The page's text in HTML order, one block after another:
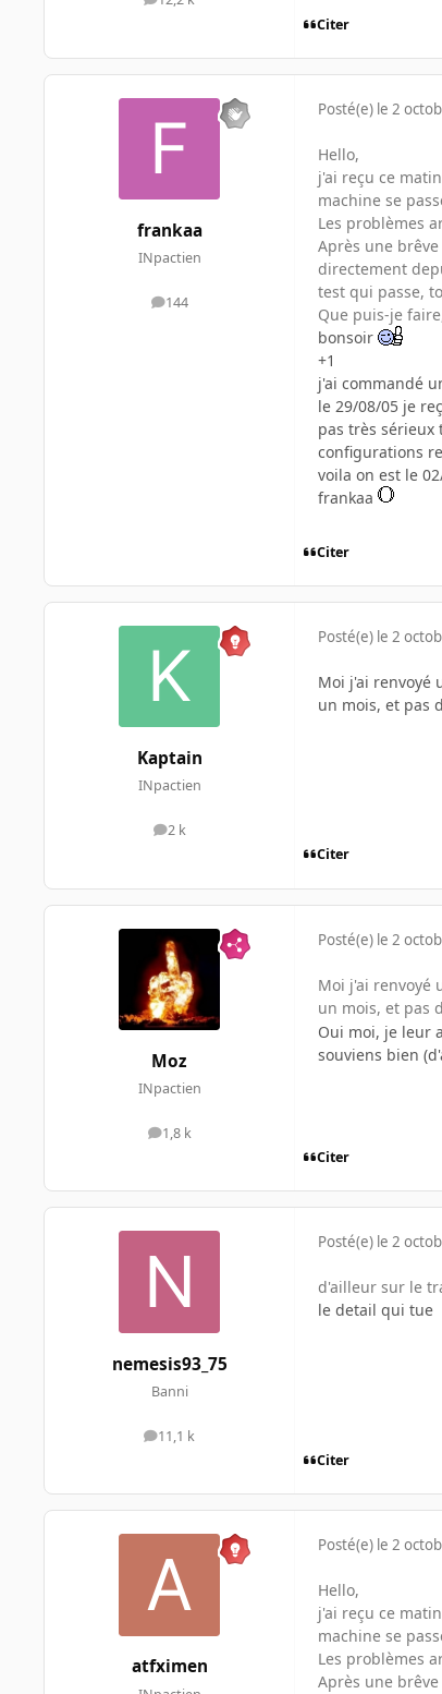
messages
Citer
frankaa
INpactien
144
messages
Posté(e) le 2
Hello,
j'ai reçu ce
machine se
Les problèmes
Après une
directement
test qui passe,
Que puis-je
bonsoir
+1
j'ai commandé
le 29/08/05 je
pas très sérieux
configurations
voila on est le
frankaa
Citer
Kaptain
INpactien
2 k
messages
Posté(e) le 2
Moi j'ai renvoyé
un mois, et pas
Citer
Moz
INpactien
1,8 k
messages
Posté(e) le 2
Moi j'ai renvoyé
un mois, et pas
Oui moi, je leur
souviens bien
Citer
nemesis93_75
Banni
11,1 k
messages
Posté(e) le 2
d'ailleur sur le
le detail qui tue
Citer
atfximen
Posté(e) le 2
Hello,
j'ai reçu ce
machine se
Les problèmes
Après une